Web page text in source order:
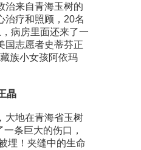
治来自青海玉树的
治疗和照顾，20名
病房里面还来了一
志愿者史蒂芬正
族小女孩阿依玛
晶
地在青海省玉树
条巨大的伤口，
埋！夹缝中的生命